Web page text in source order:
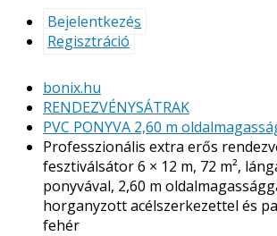
Bejelentkezés
Regisztráció
bonix.hu
RENDEZVÉNYSÁTRAK
PVC PONYVA 2,60 m
Professzionális extra erős
fesztiválsátor 6 × 12 m, 72 m²,
ponyvával, 2,60 m
horganyzott acélszerkezettel és
fehér